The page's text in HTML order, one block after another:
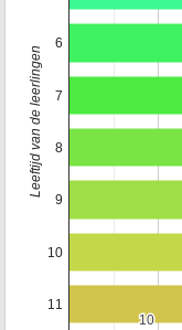
10
10
6
7
8
9
10
11
Leeftijd van de leerlingen